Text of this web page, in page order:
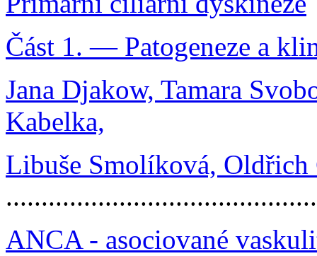
Část 1. — Patogeneze a
Jana Djakow, Tamara
Kabelka,
Libuše Smolíková, Oldřich
ANCA - asociované